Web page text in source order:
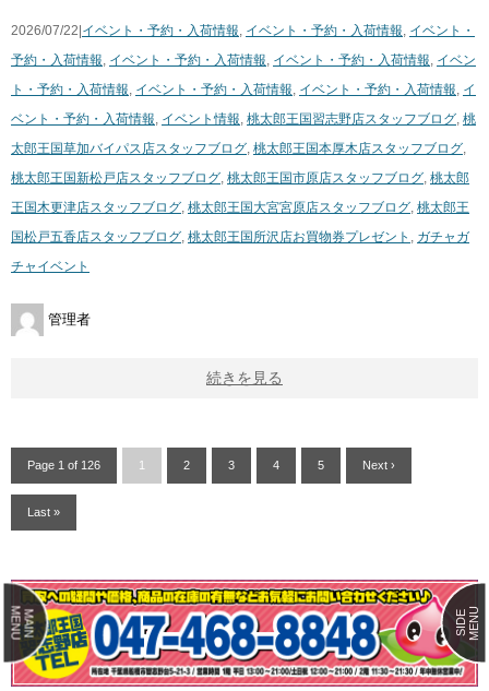
2026/07/22| イベント・予約・入荷情報, イベント・予約・入荷情報, イベント・
予約・入荷情報, イベント・予約・入荷情報, イベント・予約・入荷情報, イベン
ト・予約・入荷情報, イベント・予約・入荷情報, イベント・予約・入荷情報, イ
ベント・予約・入荷情報, イベント情報, 桃太郎王国習志野店スタッフブログ, 桃
太郎王国草加バイパス店スタッフブログ, 桃太郎王国本厚木店スタッフブログ,
桃太郎王国新松戸店スタッフブログ, 桃太郎王国市原店スタッフブログ, 桃太郎
王国木更津店スタッフブログ, 桃太郎王国大宮宮原店スタッフブログ, 桃太郎王
国松戸五香店スタッフブログ, 桃太郎王国所沢店お買物券プレゼント , ガチャガ
チャイベント
管理者
続きを見る
Page 1 of 126 1 2 3 4 5 Next ›
Last »
MAIN
MENU SIDEMENU